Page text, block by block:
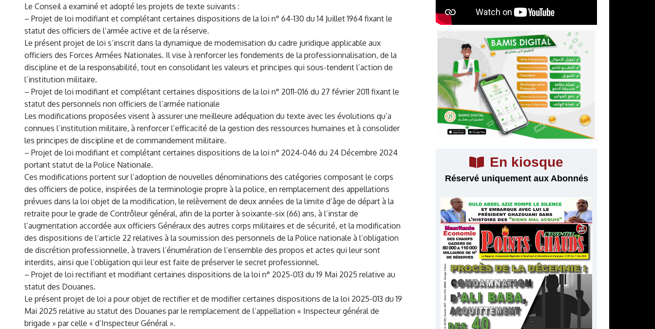
Le Conseil a examiné et adopté les projets de texte suivants :
– Projet de loi modifiant et complétant certaines dispositions de la loi n° 64-130 du 14 Juillet 1964 fixant le
statut des officiers de l’armée active et de la réserve.
Le présent projet de loi s’inscrit dans la dynamique de modernisation du cadre juridique applicable aux
officiers des Forces Armées Nationales. Il vise à renforcer les fondements de la professionnalisation, de la
discipline et de la responsabilité, tout en consolidant les valeurs et principes qui sous-tendent l’action de
l’institution militaire.
– Projet de loi modifiant et complétant certaines dispositions de la loi n° 2011-016 du 27 février 2011 fixant le
statut des personnels non officiers de l’armée nationale
Les modifications proposées visent à assurer une meilleure adéquation du texte avec les évolutions qu’a
connues l’institution militaire, à renforcer l’efficacité de la gestion des ressources humaines et à consolider
les principes de discipline et de commandement militaire.
– Projet de loi modifiant et complétant certaines dispositions de la loi n° 2024-046 du 24 Décembre 2024
portant statut de la Police Nationale.
Ces modifications portent sur l’adoption de nouvelles dénominations des catégories composant le corps
des officiers de police, inspirées de la terminologie propre à la police, en remplacement des appellations
prévues dans la loi objet de la modification, le relèvement de deux années de la limite d’âge de départ à la
retraite pour le grade de Contrôleur général, afin de la porter à soixante-six (66) ans, à l’instar de
l’augmentation accordée aux officiers Généraux des autres corps militaires et de sécurité, et la modification
des dispositions de l’article 22 relatives à la soumission des personnels de la Police nationale à l’obligation
de discrétion professionnelle, à travers l’énumération de l’ensemble des propos et actes qui leur sont
interdits, ainsi que l’obligation qui leur est faite de préserver le secret professionnel.
– Projet de loi rectifiant et modifiant certaines dispositions de la loi n° 2025-013 du 19 Mai 2025 relative au
statut des Douanes.
Le présent projet de loi a pour objet de rectifier et de modifier certaines dispositions de la loi 2025-013 du 19
Mai 2025 relative au statut des Douanes par le remplacement de l’appellation « Inspecteur général de
brigade » par celle « d’Inspecteur Général ».
En kiosque
Réservé uniquement aux Abonnés